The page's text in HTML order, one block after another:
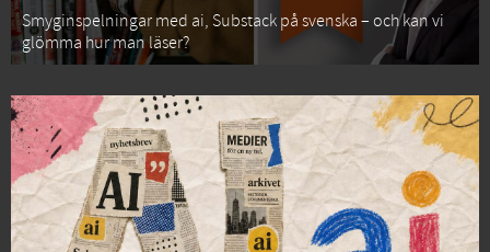
Smyginspelningar med ai, Substack på svenska – och kan vi
glömma hur man läser?